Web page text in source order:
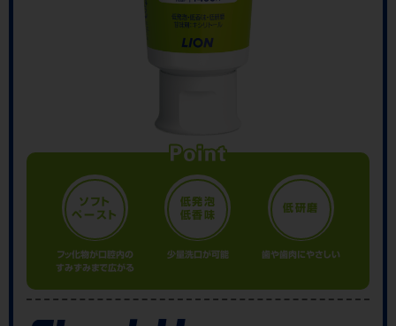
ソフト
ペースト
フッ化物が口腔内の
すみずみまで広がる
低発泡
低香味
少量洗口が可能
低研磨
歯や歯肉にやさしい